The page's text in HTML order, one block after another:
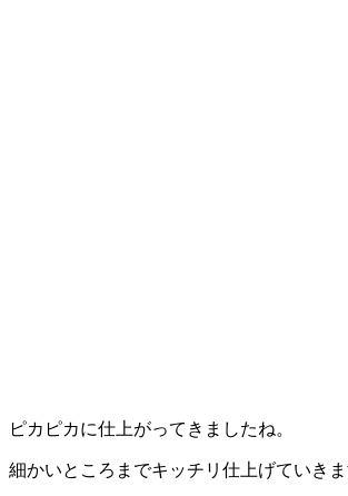
ピカピカに仕上がってきましたね。
細かいところまでキッチリ仕上げていきま